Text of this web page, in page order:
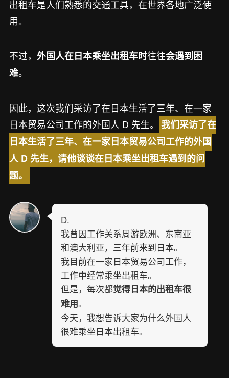
出租车是人们熟悉的交通工具，在世界各地广泛使
用。
不过， 外国人在日本乘坐出租车时往往会遇到困
难。
因此，这次我们采访了在日本生活了三年、在一家
日本贸易公司工作的外国人 D 先生。 我们采访了在
日本生活了三年、在一家日本贸易公司工作的外国
人 D 先生，请他谈谈在日本乘坐出租车遇到的问
题。
D.
我曾因工作关系周游欧洲、东南亚
和澳大利亚，三年前来到日本。
我目前在一家日本贸易公司工作，
工作中经常乘坐出租车。
但是，每次都觉得日本的出租车很
难用。
今天，我想告诉大家为什么外国人
很难乘坐日本出租车。